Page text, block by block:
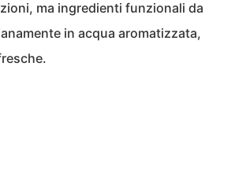
ma ingredienti funzionali da
in acqua aromatizzata,